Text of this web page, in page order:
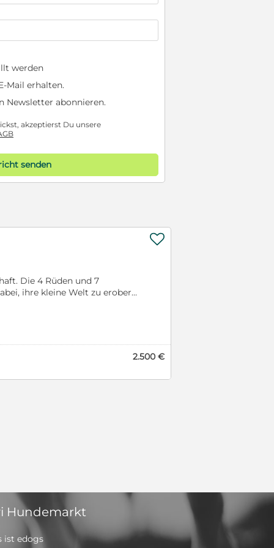
werden
Mail erhalten.
Newsletter abonnieren.
akzeptierst Du unsere
senden
Die 4 Rüden und 7
ihre kleine Welt zu erobern.

2.500 €
Hundemarkt
ist edogs